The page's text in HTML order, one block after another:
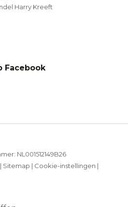
Harry Kreeft
Facebook
NL001512149B26
| Sitemap | Cookie-instellingen |